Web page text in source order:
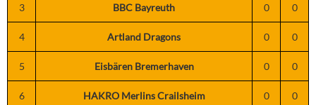
3 BBC Bayreuth 0 0
4 Artland Dragons 0 0
5 Eisbären Bremerhaven 0 0
6 HAKRO Merlins Crailsheim 0 0